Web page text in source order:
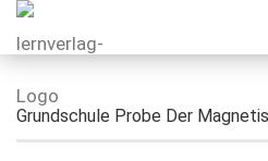
Grundschule Probe Der